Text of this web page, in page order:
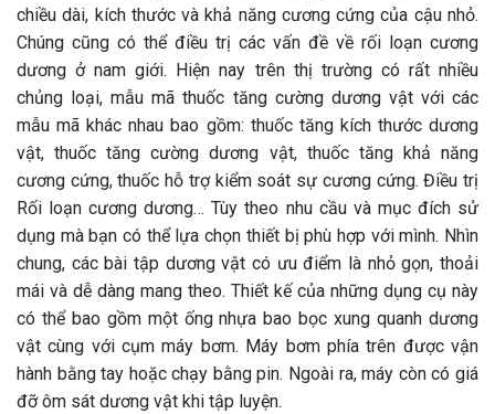
chiều dài, kích thước và khả năng cương cứng của cậu nhỏ.
Chúng cũng có thể điều trị các vấn đề về rối loạn cương
dương ở nam giới. Hiện nay trên thị trường có rất nhiều
chủng loại, mẫu mã thuốc tăng cường dương vật với các
mẫu mã khác nhau bao gồm: thuốc tăng kích thước dương
vật, thuốc tăng cường dương vật, thuốc tăng khả năng
cương cứng, thuốc hỗ trợ kiểm soát sự cương cứng. Điều trị
Rối loạn cương dương… Tùy theo nhu cầu và mục đích sử
dụng mà bạn có thể lựa chọn thiết bị phù hợp với mình. Nhìn
chung, các bài tập dương vật có ưu điểm là nhỏ gọn, thoải
mái và dễ dàng mang theo. Thiết kế của những dụng cụ này
có thể bao gồm một ống nhựa bao bọc xung quanh dương
vật cùng với cụm máy bơm. Máy bơm phía trên được vận
hành bằng tay hoặc chạy bằng pin. Ngoài ra, máy còn có giá
đỡ ôm sát dương vật khi tập luyện.